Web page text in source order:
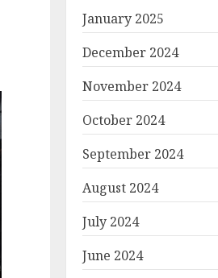
January 2025
December 2024
November 2024
October 2024
September 2024
August 2024
July 2024
June 2024